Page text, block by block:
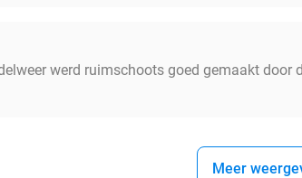
werd ruimschoots goed gemaakt door
Meer